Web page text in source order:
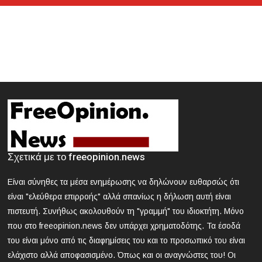
Κυκλοφοριακές ρυθμίσεις την Κυριακή στην Αθήνα
2024-03-21 17:58:30
Κοζάνη: Νεκρός 40χρονος που εγκλωβίστηκε σε
2024-03-21 17:47:39
νοσηλεύονται σε ΜΕΘ
2024-03-21 16:52:35
Άγρια συμπλοκή μεταξύ μαθητών σε σχολείο στα βόρεια
προάστια
Σχετικά με το freeopinion.news
Είναι σύνηθες τα μέσα ενημέρωσης να δηλώνουν ευθαρσώς ότι
είναι "ελεύθερα επιρροής" αλλά σπανίως η δήλωση αυτή είναι
πιστευτή. Συνήθως ακολουθούν τη "γραμμή" του ιδιοκτήτη. Μόνο
που στο freeopinion.news δεν υπάρχει χρηματοδότης. Τα έσοδά
του είναι μόνο από τις διαφημίσεις του και το προσωπικό του είναι
ελάχιστο αλλά αποφασισμένο. Όπως και οι αναγνώστες του! Οι